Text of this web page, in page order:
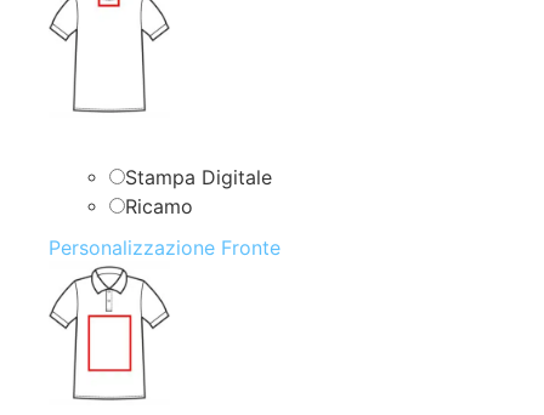
Stampa Digitale
Ricamo
Personalizzazione Fronte